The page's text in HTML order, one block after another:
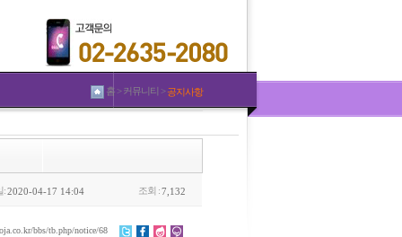
홈 > 커뮤니티 >공지사항
:2020-04-17 14:04 조회 :7,132
bbs/tb.php/notice/68